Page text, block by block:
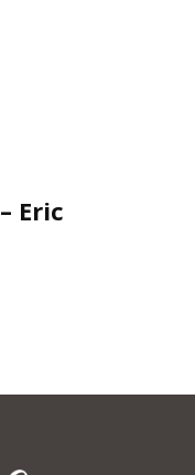
Eric